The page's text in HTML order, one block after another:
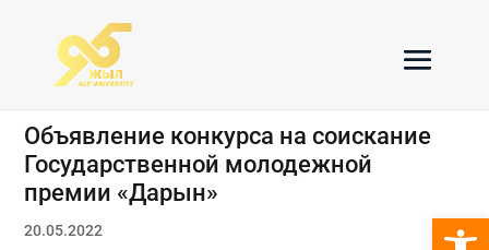
Объявление конкурса на соискание
Государственной молодежной
премии «Дарын»
20.05.2022